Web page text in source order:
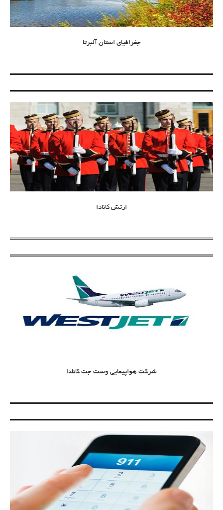
جغرافیای استان آلبرتا
ارتش کانادا
شرکت هواپیمایی وست جت کانادا